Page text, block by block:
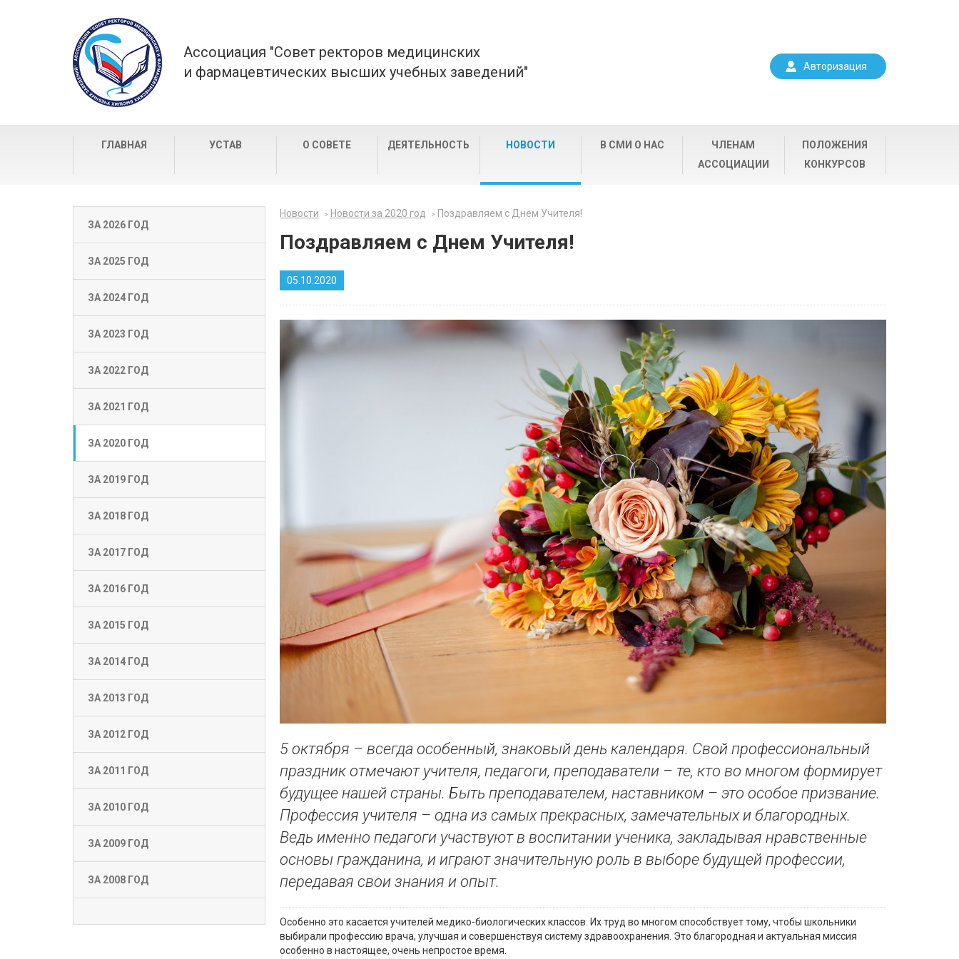
Ассоциация "Совет ректоров медицинских
и фармацевтических высших учебных заведений"
Авторизация
ГЛАВНАЯ УСТАВ О СОВЕТЕ ДЕЯТЕЛЬНОСТЬ НОВОСТИ В СМИ О НАС
ЧЛЕНАМ
АССОЦИАЦИИ
ПОЛОЖЕНИЯ
КОНКУРСОВ
ЗА 2026 ГОД
ЗА 2025 ГОД
ЗА 2024 ГОД
ЗА 2023 ГОД
ЗА 2022 ГОД
ЗА 2021 ГОД
ЗА 2020 ГОД
ЗА 2019 ГОД
ЗА 2018 ГОД
ЗА 2017 ГОД
ЗА 2016 ГОД
ЗА 2015 ГОД
ЗА 2014 ГОД
ЗА 2013 ГОД
ЗА 2012 ГОД
ЗА 2011 ГОД
ЗА 2010 ГОД
ЗА 2009 ГОД
ЗА 2008 ГОД
Новости Новости за 2020 год Поздравляем с Днем Учителя!
Поздравляем с Днем Учителя!
05.10.2020
5 октября – всегда особенный, знаковый день календаря. Свой профессиональный
праздник отмечают учителя, педагоги, преподаватели – те, кто во многом формирует
будущее нашей страны. Быть преподавателем, наставником – это особое призвание.
Профессия учителя – одна из самых прекрасных, замечательных и благородных.
Ведь именно педагоги участвуют в воспитании ученика, закладывая нравственные
основы гражданина, и играют значительную роль в выборе будущей профессии,
передавая свои знания и опыт.
Особенно это касается учителей медико-биологических классов. Их труд во многом способствует тому, чтобы школьники
выбирали профессию врача, улучшая и совершенствуя систему здравоохранения. Это благородная и актуальная миссия
особенно в настоящее, очень непростое время.